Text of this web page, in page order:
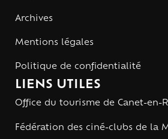
Archives
Mentions légales
Politique de confidentialité
LIENS UTILES
Office du tourisme de Canet-en-
Fédération des ciné-clubs de la